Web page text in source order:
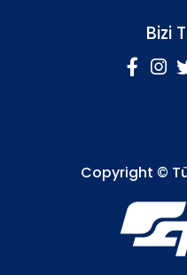
Bizi
Copyright ©